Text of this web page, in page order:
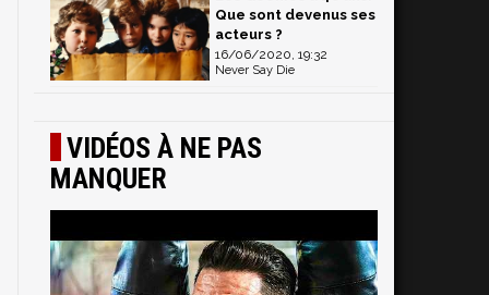
Que sont devenus ses
acteurs ?
16/06/2020, 19:32
Never Say Die
VIDÉOS À NE PAS
MANQUER